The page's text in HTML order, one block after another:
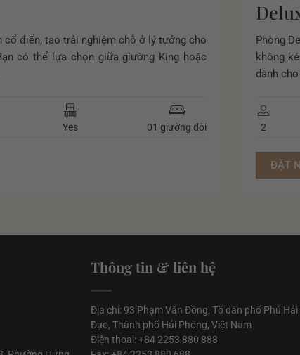
Bồn tắm & Vòi sen
Đồ vệ sinh cá nhân
Dép đi trong nhà
Điều hòa không khí
cổ điển, tạo trải nghiệm chỗ ở lý tưởng cho
có thể lựa chọn giữa giường King hoặc
Yes 01 giường đôi
Phòng
không
dành
2
ĐẶT
Thông tin & liên hệ
Địa chỉ: 93 Phạm Văn Đồng, Tổ dân phố Phú
Đạo, Thành phố Hải Phòng, Việt Nam
Điện thoại: +84 2253 880 888